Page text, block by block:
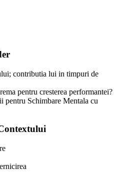
contributia lui in timpuri de
pentru cresterea performantei?
Schimbare Mentala cu